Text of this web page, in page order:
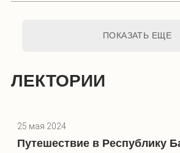
ПОКАЗАТЬ ЕЩЕ
ЛЕКТОРИИ
25 мая 2024
Путешествие в Республику